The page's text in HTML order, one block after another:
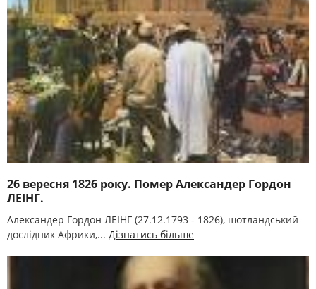
26 вересня 1826 року. Помер Александер Гордон
ЛЕІНГ.
Александер Гордон ЛЕІНГ (27.12.1793 - 1826), шотландський
дослідник Африки,... Дізнатись більше